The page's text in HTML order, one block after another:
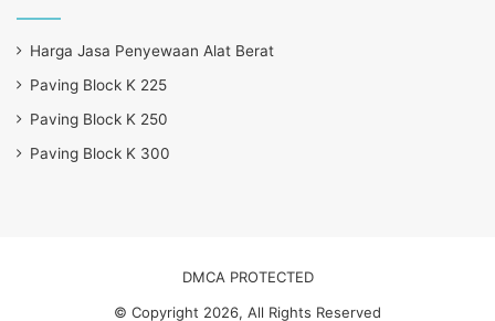
Harga Jasa Penyewaan Alat Berat
Paving Block K 225
Paving Block K 250
Paving Block K 300
DMCA PROTECTED
© Copyright 2026, All Rights Reserved